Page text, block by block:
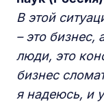
В этой
– это бизнес,
люди, это
бизнес
я надеюсь, и